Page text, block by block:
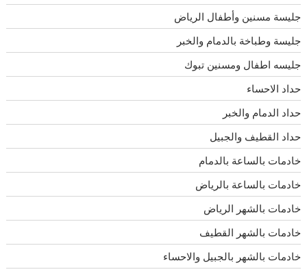
جليسة مسنين وأطفال الرياض
جليسة وطباخة بالدمام والخبر
جليسه اطفال ومسنين تبوك
حداد الاحساء
حداد الدمام والخبر
حداد القطيف والجبيل
خادمات بالساعة بالدمام
خادمات بالساعة بالرياض
خادمات بالشهر الرياض
خادمات بالشهر القطيف
خادمات بالشهر بالجبيل والاحساء